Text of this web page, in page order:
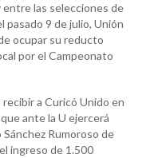
entre las selecciones de
pasado 9 de julio, Unión
ocupar su reducto
por el Campeonato
a Curicó Unido en
ante la U ejercerá
Rumoroso de
ingreso de 1.500